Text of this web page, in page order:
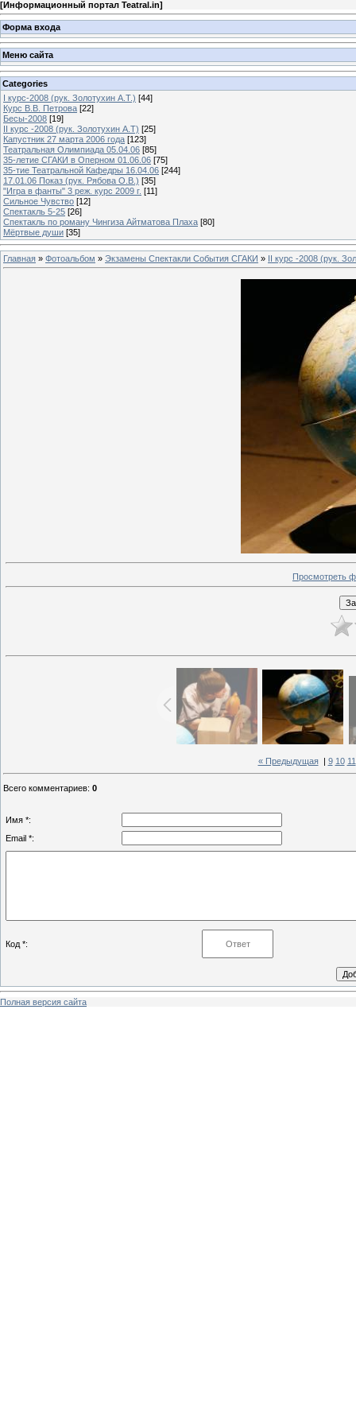
[Информационный портал Teatral.in]
Форма входа
Меню сайта
Categories
I курс-2008 (рук. Золотухин А.Т.) [44]
Курс В.В. Петрова [22]
Бесы-2008 [19]
II курс -2008 (рук. Золотухин А.Т) [25]
Капустник 27 марта 2006 года [123]
Театральная Олимпиада 05.04.06 [85]
35-летие СГАКИ в Оперном 01.06.06 [75]
35-тие Театральной Кафедры 16.04.06 [244]
17.01.06 Показ (рук. Рябова О.В.) [35]
"Игра в фанты" 3 реж. курс 2009 г. [11]
Сильное Чувство [12]
Спектакль 5-25 [26]
Спектакль по роману Чингиза Айтматова Плаха [80]
Мёртвые души [35]
Главная » Фотоальбом » Экзамены Спектакли События СГАКИ » II курс -2008 (рук.
Просмотреть
« Предыдущая| 9 10 11
Всего комментариев: 0
Имя *:
Email *:
Код *:
Полная версия сайта